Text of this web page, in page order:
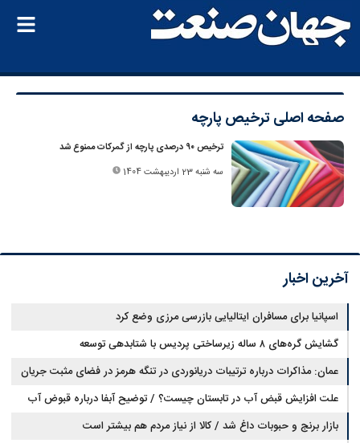
صفحه اصلیترخیص پارچه
ترخیص ۹۰ درصدی پارچه از گمرکات ممنوع شد
سه شنبه 23 اردیبهشت 1404
آخرین اخبار
اسپانیا برای مسافران ایتالیایی بازرسی مرزی وضع کرد
گشایش گره‌های ۸ ساله زیرساختی پردیس با شتابدهی توسعه
عمان: مذاکرات درباره ترتیبات دریانوردی در تنگه هرمز در فضای مثبت جریان
دارد
علت افزایش قبض آب در تابستان چیست؟ / توضیح آبفا درباره قبوض آب
بازار برنج و حبوبات داغ شد / کالا از نیاز مردم هم بیشتر است